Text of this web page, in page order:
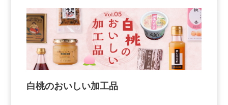
白桃のおいしい加工品